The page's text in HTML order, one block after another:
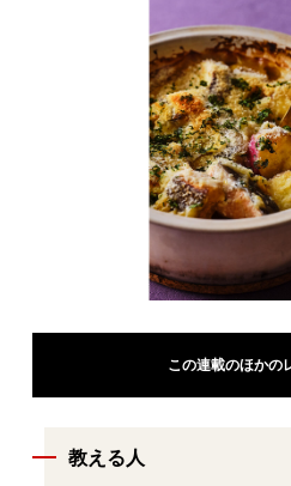
この連載のほかの
教える人